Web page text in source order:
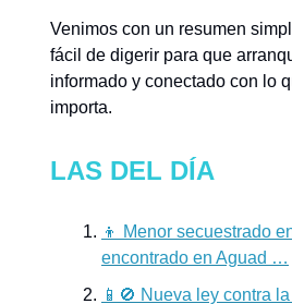
Venimos con un resumen
fácil de digerir para que
informado y conectado con lo
importa.
LAS DEL DÍA
👦 Menor secuestrado
encontrado en Aguad …
📱🚫 Nueva ley contra